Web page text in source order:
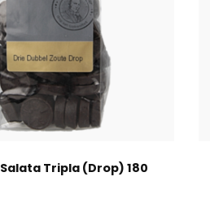
Tripla (Drop) 180